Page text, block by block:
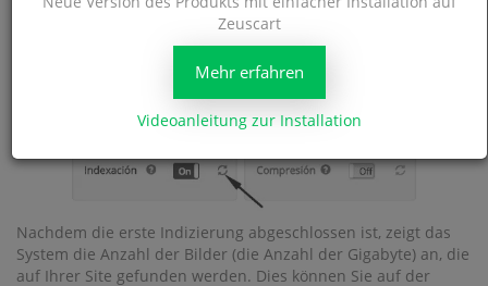
Indexierung Ihrer Site durchführt - dies erfolgt innerhalb von
24 Stunden. Wenn Sie den Prozess beschleunigen möchten,
Nachdem die erste Indizierung abgeschlossen ist, zeigt das
System die Anzahl der Bilder (die Anzahl der Gigabyte) an, die
auf Ihrer Site gefunden werden. Dies können Sie auf der
Zeuscart
Mehr erfahren
Videoanleitung zur Installation